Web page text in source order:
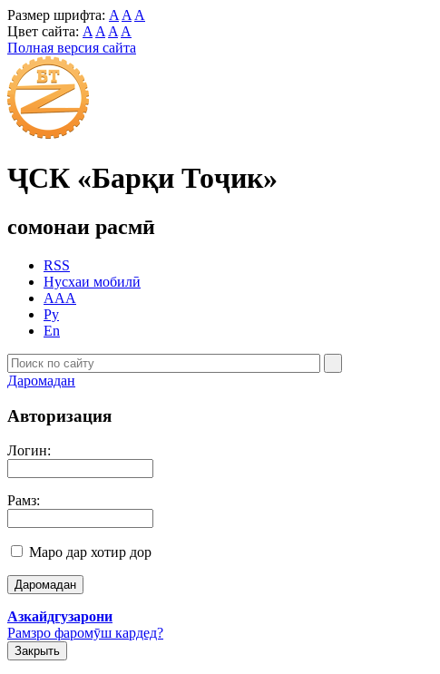
Размер шрифта: A A A
Цвет сайта: A A A A
Полная версия сайта
ҶСК «Барқи Тоҷик»
сомонаи расмӣ
RSS
Нусхаи мобилӣ
AAA
Ру
En
Даромадан
Авторизация
Логин:
Рамз:
Маро дар хотир дор
Азкайдгузарони
Рамзро фаромӯш кардед?
Закрыть